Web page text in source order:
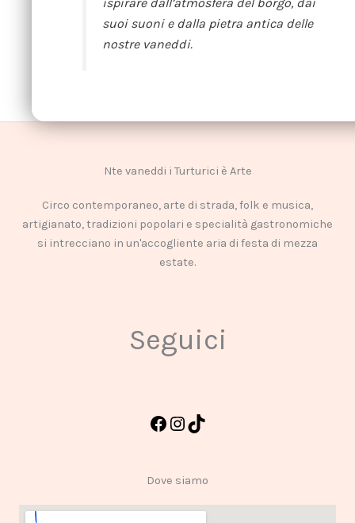
suoi suoni e dalla pietra antica delle
nostre vaneddi.
Nte vaneddi i Turturici è Arte
Circo contemporaneo, arte di strada, folk e musica,
artigianato, tradizioni popolari e specialità gastronomiche
si intrecciano in un'accogliente aria di festa di mezza
estate.
Seguici
Dove siamo